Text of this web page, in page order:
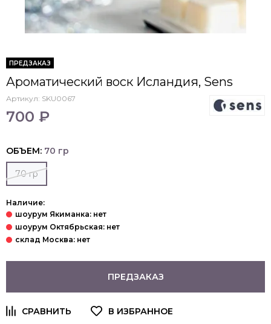
ПРЕДЗАКАЗ
Ароматический воск Исландия, Sens
Артикул: SKU0067
700 ₽
ОБЪЕМ: 70 гр
70 гр
Наличие:
ПРЕДЗАКАЗ